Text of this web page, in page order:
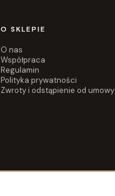
O SKLEPIE
O nas
Współpraca
Regulamin
Polityka prywatności
Zwroty i odstąpienie od umowy